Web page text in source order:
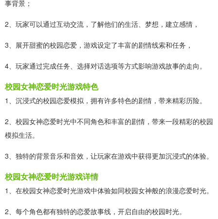
事背景；
2、玩家可以通过互动交流，了解他们的生活、梦想，建立感情，
3、展开甜蜜的校园恋爱，游戏设定了丰富的剧情线索和任务，
4、玩家通过完成任务、选择对话选项等方式影响游戏故事的走向。
校园女神恋爱时光游戏特色
1、沉浸式的校园恋爱模拟，拥有许多特色的剧情，带来精彩历险。
2、校园女神恋爱时光中不同角色和丰富的剧情，带来一段精彩的校园
模拟生活。
3、独特的背景音乐和音效，让玩家在游戏中获得更加沉浸式的体验。
校园女神恋爱时光游戏详情
1、在校园女神恋爱时光游戏中体验如同校园女神般的浪漫恋爱时光。
2、每个角色都有独特的恋爱故事线，开启自由的校园时光。